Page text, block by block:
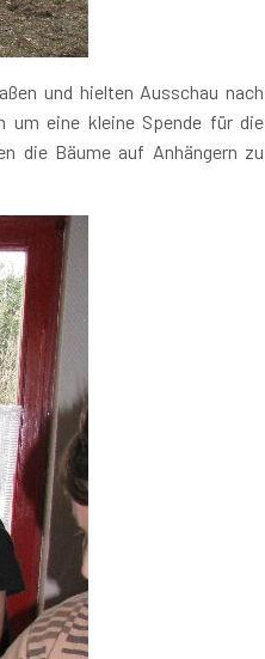
und hielten Ausschau nach
um eine kleine Spende für die
die Bäume auf Anhängern zu